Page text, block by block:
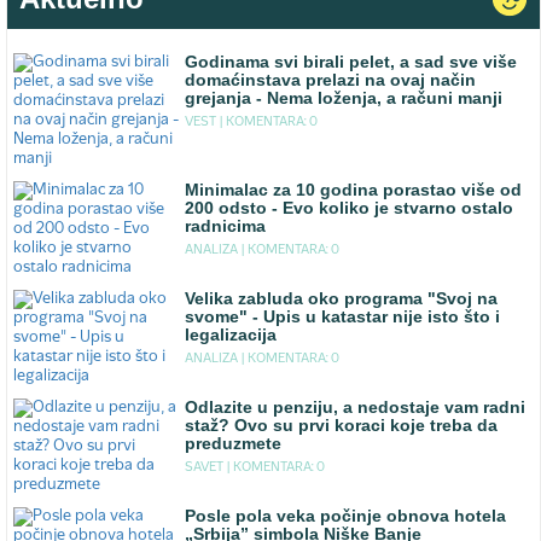
Godinama svi birali pelet, a sad sve više
domaćinstava prelazi na ovaj način
grejanja - Nema loženja, a računi manji
VEST | KOMENTARA: 0
Minimalac za 10 godina porastao više od
200 odsto - Evo koliko je stvarno ostalo
radnicima
ANALIZA | KOMENTARA: 0
Velika zabluda oko programa "Svoj na
svome" - Upis u katastar nije isto što i
legalizacija
ANALIZA | KOMENTARA: 0
Odlazite u penziju, a nedostaje vam radni
staž? Ovo su prvi koraci koje treba da
preduzmete
SAVET | KOMENTARA: 0
Posle pola veka počinje obnova hotela
„Srbija” simbola Niške Banje